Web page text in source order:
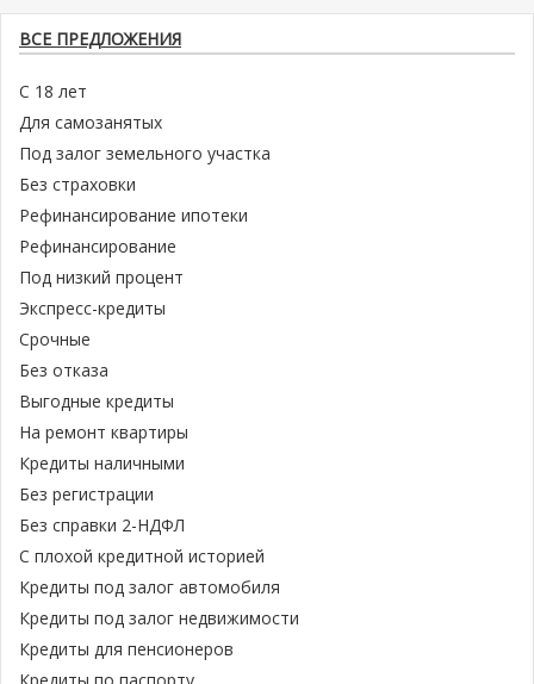
ВСЕ ПРЕДЛОЖЕНИЯ
С 18 лет
Для самозанятых
Под залог земельного участка
Без страховки
Рефинансирование ипотеки
Рефинансирование
Под низкий процент
Экспресс-кредиты
Срочные
Без отказа
Выгодные кредиты
На ремонт квартиры
Кредиты наличными
Без регистрации
Без справки 2-НДФЛ
С плохой кредитной историей
Кредиты под залог автомобиля
Кредиты под залог недвижимости
Кредиты для пенсионеров